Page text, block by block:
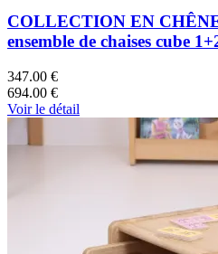
COLLECTION EN
ensemble de chaises cube
347.00 €
694.00 €
Voir le détail